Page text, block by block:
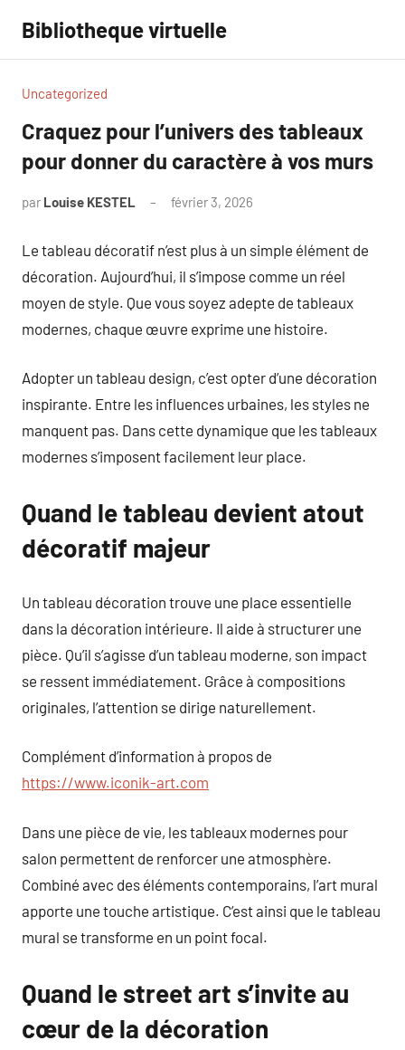
contenu
Bibliotheque virtuelle
Uncategorized
Craquez pour l’univers des tableaux
pour donner du caractère à vos murs
par Louise KESTEL février 3, 2026
Le tableau décoratif n’est plus à un simple élément de
décoration. Aujourd’hui, il s’impose comme un réel
moyen de style. Que vous soyez adepte de tableaux
modernes, chaque œuvre exprime une histoire.
Adopter un tableau design, c’est opter d’une décoration
inspirante. Entre les influences urbaines, les styles ne
manquent pas. Dans cette dynamique que les tableaux
modernes s’imposent facilement leur place.
Quand le tableau devient atout
décoratif majeur
Un tableau décoration trouve une place essentielle
dans la décoration intérieure. Il aide à structurer une
pièce. Qu’il s’agisse d’un tableau moderne, son impact
se ressent immédiatement. Grâce à compositions
originales, l’attention se dirige naturellement.
Complément d’information à propos de
https://www.iconik-art.com
Dans une pièce de vie, les tableaux modernes pour
salon permettent de renforcer une atmosphère.
Combiné avec des éléments contemporains, l’art mural
apporte une touche artistique. C’est ainsi que le tableau
mural se transforme en un point focal.
Quand le street art s’invite au
cœur de la décoration